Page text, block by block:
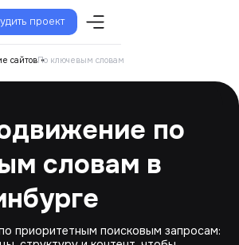
проект
сайтовПо ключевым словам
по
словам в
приоритетным поисковым запросам: